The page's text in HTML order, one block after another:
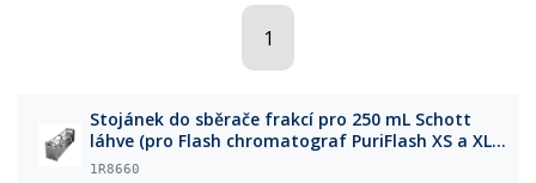
1
Stojánek do sběrače frakcí pro 250 mL Schott
láhve (pro Flash chromatograf PuriFlash XS a XL),
1 ks
1R8660